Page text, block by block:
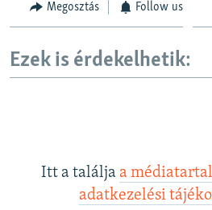
Megosztás Follow us
Ezek is érdekelhetik:
Itt a találja a
adatkezelési